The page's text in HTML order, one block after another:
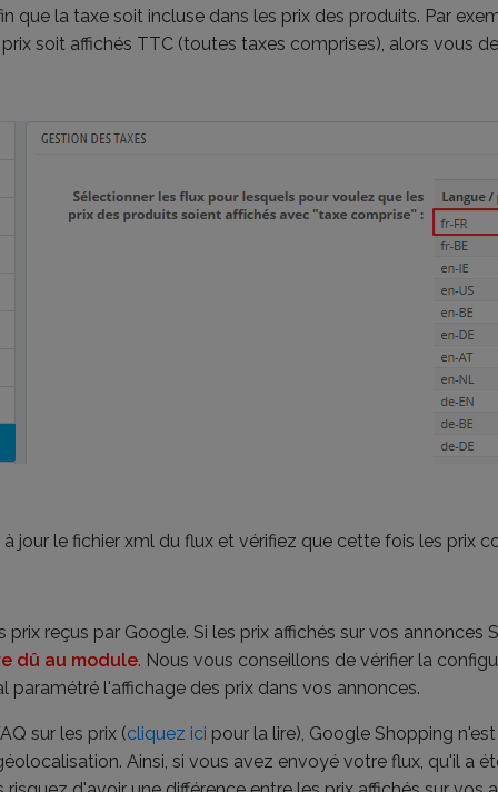
que la taxe soit incluse dans les prix des produits. Par
soit affichés TTC (toutes taxes comprises), alors vous
jour le fichier xml du flux et vérifiez que cette fois les prix
reçus par Google. Si les prix affichés sur vos
dû au module. Nous vous conseillons de vérifier la
l'affichage des prix dans vos annonces.
sur les prix (cliquez ici pour la lire), Google Shopping
Ainsi, si vous avez envoyé votre flux, qu'il a